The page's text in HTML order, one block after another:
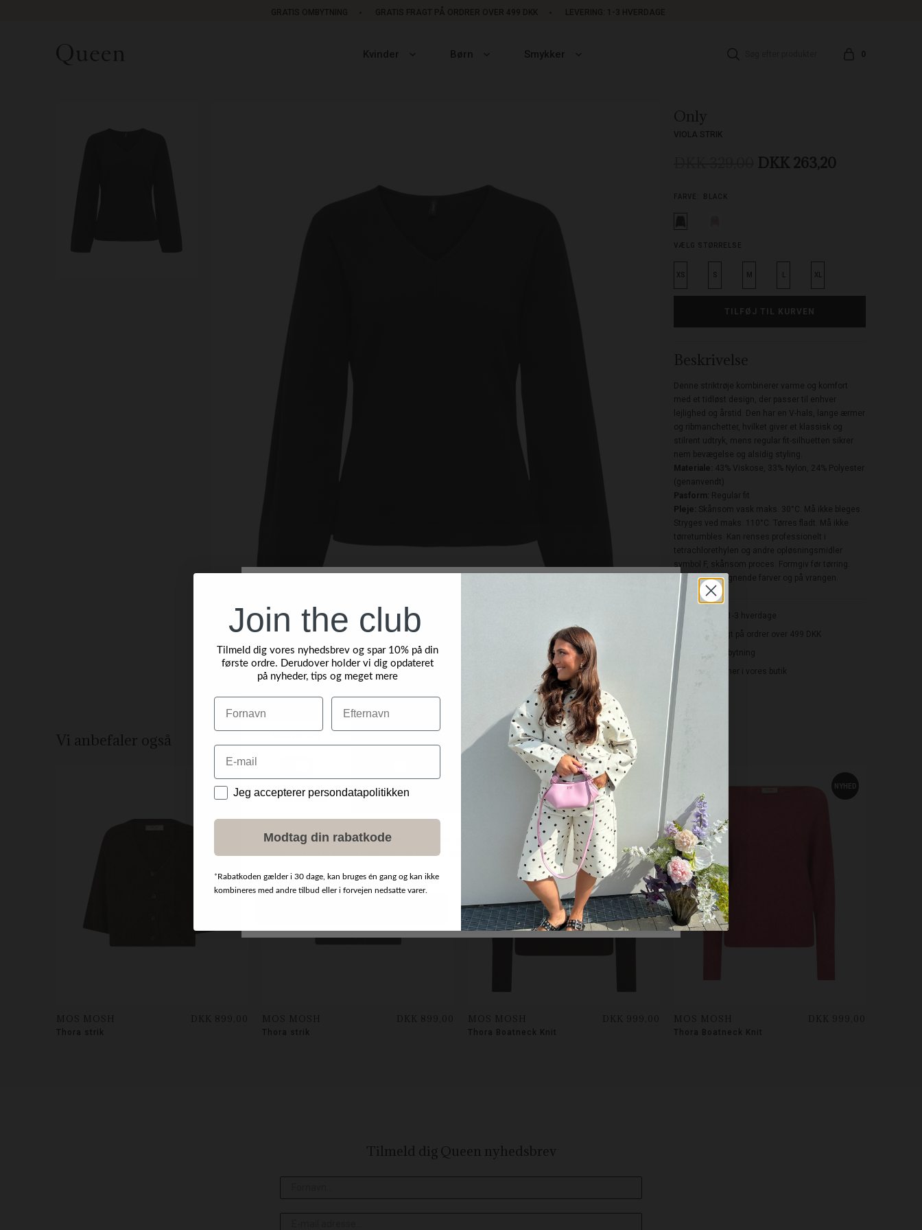
GRATIS OMBYTNING GRATIS FRAGT PÅ ORDRER OVER 499 DKK LEVERING: 1-3 HVERDAGE
Kvinder Børn Smykker 0
Only
VIOLA STRIK
DKK 263,20
FARVE: BLACK
VÆLG STØRRELSE
XS S M XL
Beskrivelse
Denne striktrøje kombinerer varme og komfort
med et tidløst design, der passer til enhver
lejlighed og årstid. Den har en V-hals, lange ærmer
og ribmanchetter, hvilket giver et klassisk og
stilrent udtryk, mens regular fit-silhuetten sikrer
nem bevægelse og alsidig styling.
Materiale: 43% Viskose, 33% Nylon, 24% Polyester
(genanvendt)
Pasform: Regular fit
Pleje: Skånsom vask maks. 30°C. Må ikke bleges.
Stryges ved maks. 110°C. Tørres fladt. Må ikke
tørretumbles. Kan renses professionelt i
tetrachlorethylen og andre opløsningsmidler
symbol F, skånsom proces. Formgiv før tørring.
Vaskes med lignende farver og på vrangen.
Levering: 1-3 hverdage
Gratis fragt på ordrer over 499 DKK
Gratis ombytning
Byt/Returner i vores butik
Vi anbefaler også
NYHED
MOS MOSH
Thora strik
DKK 899,00 MOS MOSH
Thora strik
DKK 899,00 MOS MOSH
Thora Boatneck Knit
DKK 999,00
NYHED
MOS MOSH
Thora Boatneck Knit
DKK 999,00
Tilmeld dig Queen nyhedsbrev
Join the club
Tilmeld dig vores nyhedsbrev og spar 10% på din
første ordre. Derudover holder vi dig opdateret
på nyheder, tips og meget mere
Navn Efternavn
Email
DataJeg accepterer persondatapolitikken
Modtag din rabatkode
*Rabatkoden gælder i 30 dage, kan bruges én gang og kan ikke
kombineres med andre tilbud eller i forvejen nedsatte varer.